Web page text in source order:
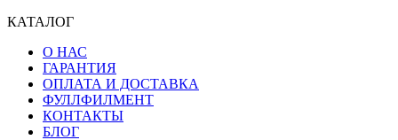
КАТАЛОГ
О НАС
ГАРАНТИЯ
ОПЛАТА И ДОСТАВКА
ФУЛЛФИЛМЕНТ
КОНТАКТЫ
БЛОГ